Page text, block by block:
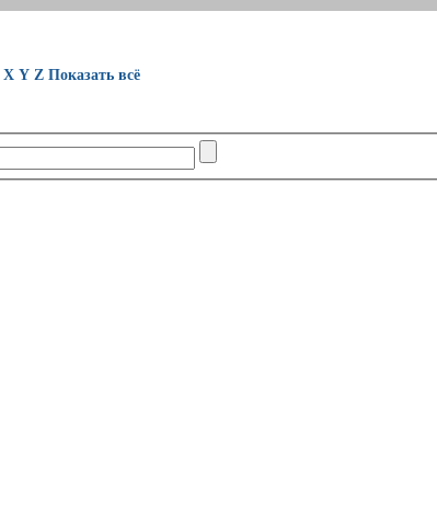
X Y Z Показать всё